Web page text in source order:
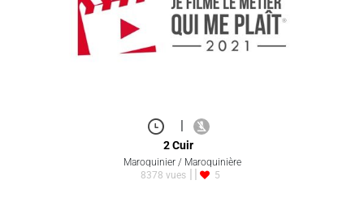
|
2 Cuir
Maroquinier / Maroquinière
8378 vues
5